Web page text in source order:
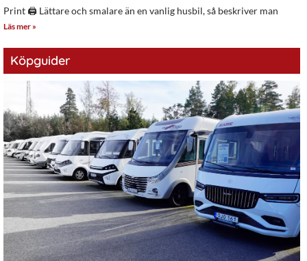
Print 🖨 Lättare och smalare än en vanlig husbil, så beskriver man
Läs mer »
Köpguider